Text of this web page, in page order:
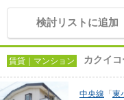
検討リストに追加
賃貸｜マンション カクイ
中央線 「 東